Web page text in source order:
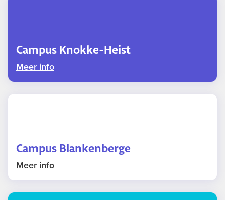
Campus Knokke-Heist
Meer info
Campus Blankenberge
Meer info